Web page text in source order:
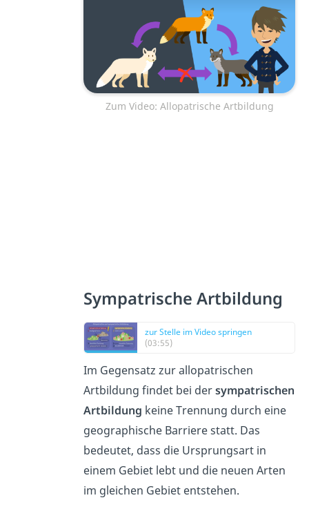
Zum Video: Allopatrische Artbildung
Sympatrische Artbildung
zur Stelle im Video springen
(03:55)
Im Gegensatz zur allopatrischen
Artbildung findet bei dersympatrischen
Artbildung keine Trennung durch eine
geographische Barriere statt. Das
bedeutet, dass die Ursprungsart in
einem Gebiet lebt und die neuen Arten
im gleichen Gebiet entstehen.